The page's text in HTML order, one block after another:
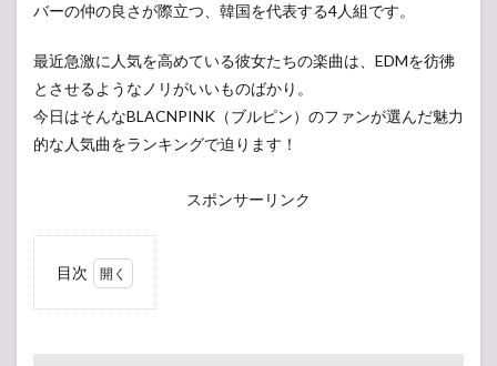
バーの仲の良さが際立つ、韓国を代表する4人組です。
最近急激に人気を高めている彼女たちの楽曲は、EDMを彷彿
とさせるようなノリがいいものばかり。
今日はそんなBLACNPINK（ブルピン）のファンが選んだ魅力
的な人気曲をランキングで迫ります！
スポンサーリンク
目次